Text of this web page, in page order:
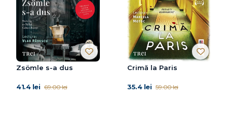
Zsömle s-a dus
41.4 lei 69.00 lei
Crimă la Paris
35.4 lei 59.00 lei